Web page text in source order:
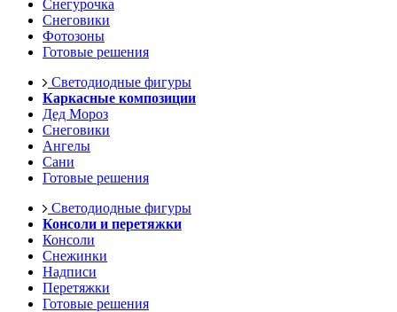
Снегурочка
Снеговики
Фотозоны
Готовые решения
Светодиодные фигуры
Каркасные композиции
Дед Мороз
Снеговики
Ангелы
Сани
Готовые решения
Светодиодные фигуры
Консоли и перетяжки
Консоли
Снежинки
Надписи
Перетяжки
Готовые решения